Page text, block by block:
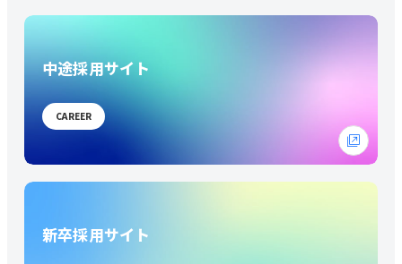
中途採用サイト
CAREER
新卒採用サイト